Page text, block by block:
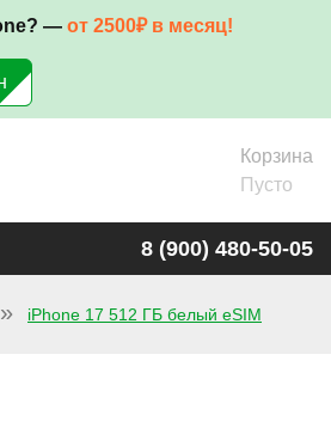
— от 2500₽ в месяц!
Корзина
Пусто
8 (900) 480-50-05
iPhone 17 512 ГБ белый eSIM